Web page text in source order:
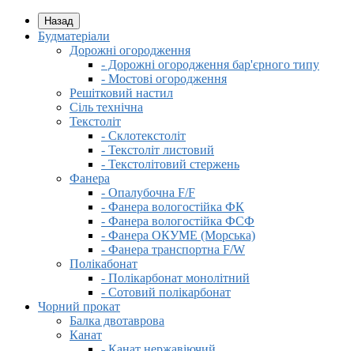
Назад
Будматеріали
Дорожні огородження
- Дорожні огородження бар'єрного типу
- Мостові огородження
Решітковий настил
Сіль технічна
Текстоліт
- Склотекстоліт
- Текстоліт листовий
- Текстолітовий стержень
Фанера
- Опалубочна F/F
- Фанера вологостійка ФК
- Фанера вологостійка ФСФ
- Фанера ОКУМЕ (Морська)
- Фанера транспортна F/W
Полікабонат
- Полікарбонат монолітний
- Сотовий полікарбонат
Чорний прокат
Балка двотаврова
Канат